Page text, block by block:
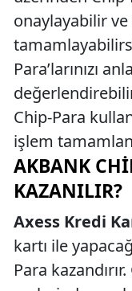
onaylayabilir ve
Para’larınızı
Chip-Para
işlem
AKBANK
KAZANILIR?
Axess Kredi
kartı ile
Para